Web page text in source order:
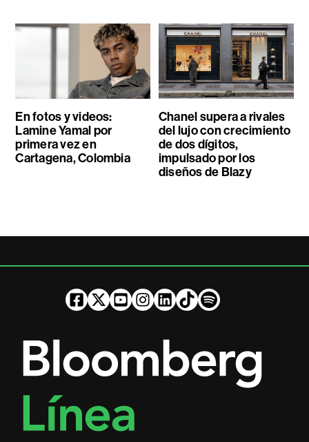
En fotos y videos:
Lamine Yamal por
primera vez en
Cartagena, Colombia
Chanel supera a rivales
del lujo con crecimiento
de dos dígitos,
impulsado por los
diseños de Blazy